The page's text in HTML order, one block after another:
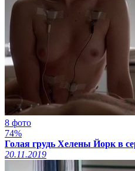
8 фото
74%
Голая грудь Хелены Йорк в
20.11.2019